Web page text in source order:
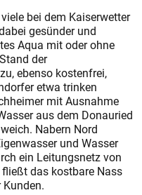
bei dem Kaiserwetter
gesünder und
Aqua mit oder ohne
der
ebenso kostenfrei,
etwa trinken
mit Ausnahme
aus dem Donauried
Nabern Nord
und Wasser
ein Leitungsnetz von
das kostbare Nass